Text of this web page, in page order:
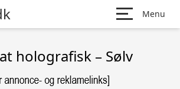
Menu
holografisk – Sølv